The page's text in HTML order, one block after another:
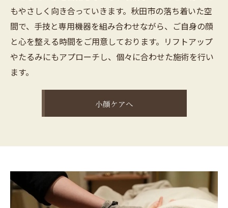
もやさしく向き合っていきます。秋田市の落ち着いた空
間で、手技と専用機器を組み合わせながら、ご自身の顔
と心を整える時間をご用意しております。リフトアップ
やたるみにもアプローチし、個々に合わせた施術を行い
ます。
小顔ケアへ